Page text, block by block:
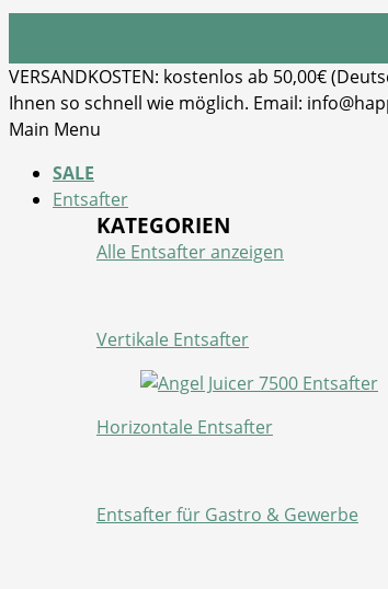
VERSANDKOSTEN: kostenlos ab 50,00€
Ihnen so schnell wie möglich. Email:
Main Menu
SALE
Entsafter
KATEGORIEN
Alle Entsafter anzeigen
Vertikale Entsafter
Horizontale Entsafter
Entsafter für Gastro & Gewerbe